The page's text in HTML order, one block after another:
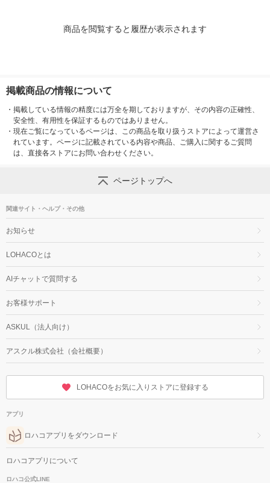
商品を閲覧すると履歴が表示されます
掲載商品の情報について
・ 掲載している情報の精度には万全を期しておりますが、その内容の正確性、
安全性、有用性を保証するものではありません。
・ 現在ご覧になっているページは、この商品を取り扱うストアによって運営さ
れています。ページに記載されている内容や商品、ご購入に関するご質問
は、直接各ストアにお問い合わせください。
ページトップへ
関連サイト・ヘルプ・その他
お知らせ
LOHACOとは
AIチャットで質問する
お客様サポート
ASKUL（法人向け）
アスクル株式会社（会社概要）
LOHACOをお気に入りストアに登録する
アプリ
ロハコアプリをダウンロード
ロハコアプリについて
ロハコ公式LINE